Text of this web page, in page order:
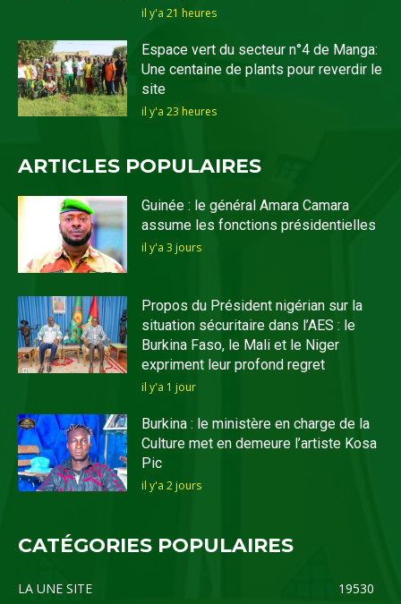
il y'a 21 heures
Espace vert du secteur n°4 de Manga:
Une centaine de plants pour reverdir le
site
il y'a 23 heures
ARTICLES POPULAIRES
Guinée : le général Amara Camara
assume les fonctions présidentielles
il y'a 3 jours
Propos du Président nigérian sur la
situation sécuritaire dans l’AES : le
Burkina Faso, le Mali et le Niger
expriment leur profond regret
il y'a 1 jour
Burkina : le ministère en charge de la
Culture met en demeure l’artiste Kosa
Pic
il y'a 2 jours
CATÉGORIES POPULAIRES
LA UNE SITE
19530